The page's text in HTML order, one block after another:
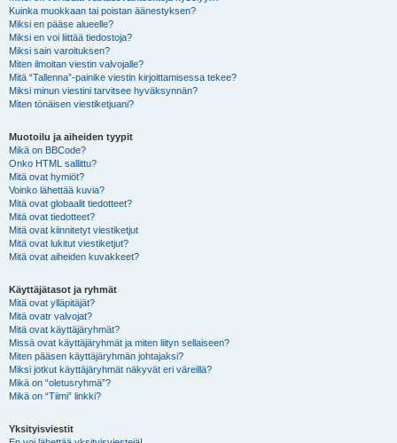
Kuinka muokkaan tai poistan äänestyksen?
Miksi en pääse alueelle?
Miksi en voi liittää tiedostoja?
Miksi sain varoituksen?
Miten ilmoitan viestin valvojalle?
Mitä “Tallenna”-painike viestin kirjoittamisessa tekee?
Miksi minun viestini tarvitsee hyväksynnän?
Miten tönäisen viestiketjuani?
Muotoilu ja aiheiden tyypit
Mikä on BBCode?
Onko HTML sallittu?
Mitä ovat hymiöt?
Voinko lähettää kuvia?
Mitä ovat globaalit tiedotteet?
Mitä ovat tiedotteet?
Mitä ovat kiinnitetyt viestiketjut
Mitä ovat lukitut viestiketjut?
Mitä ovat aiheiden kuvakkeet?
Käyttäjätasot ja ryhmät
Mitä ovat ylläpitäjät?
Mitä ovatr valvojat?
Mitä ovat käyttäjäryhmät?
Missä ovat käyttäjäryhmät ja miten liityn sellaiseen?
Miten pääsen käyttäjäryhmän johtajaksi?
Miksi jotkut käyttäjäryhmät näkyvät eri väreillä?
Mikä on “oletusryhmä”?
Mikä on “Tiimi” linkki?
Yksityisviestit